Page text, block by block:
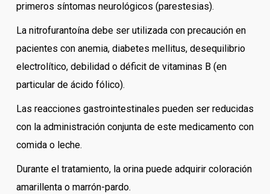
primeros síntomas neurológicos (parestesias).
La nitrofurantoína debe ser utilizada con precaución en
pacientes con anemia, diabetes mellitus, desequilibrio
electrolítico, debilidad o déficit de vitaminas B (en
particular de ácido fólico).
Las reacciones gastrointestinales pueden ser reducidas
con la administración conjunta de este medicamento con
comida o leche.
Durante el tratamiento, la orina puede adquirir coloración
amarillenta o marrón-pardo.